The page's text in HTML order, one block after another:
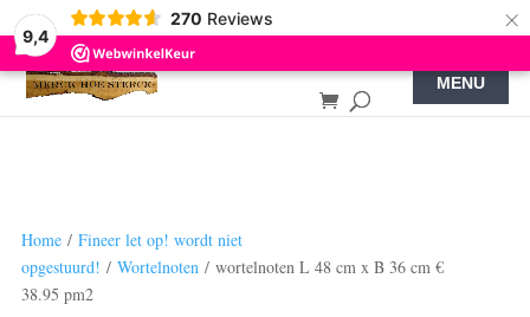
9,4
270 Reviews ×
Home/ Fineer let op! wordt niet
opgestuurd! / Wortelnoten/ wortelnoten L 48 cm x B 36 cm €
38.95 pm2